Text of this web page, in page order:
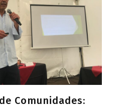
Comunidades: